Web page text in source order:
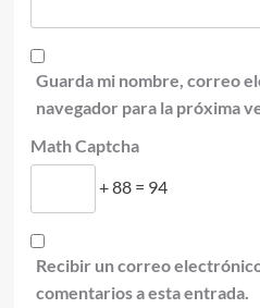
Guarda mi nombre, correo
navegador para la próxima
Math Captcha
+ 88 = 94
Recibir un correo
comentarios a esta entrada.